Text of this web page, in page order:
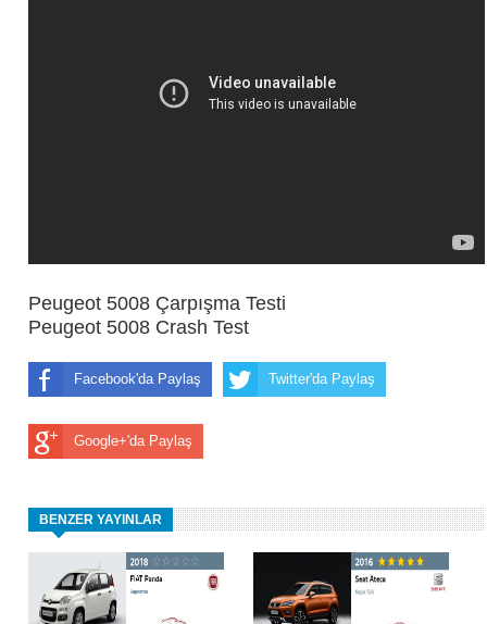
Peugeot 5008 Çarpışma Testi
Peugeot 5008 Crash Test
Facebook'da Paylaş Twitter'da Paylaş
Google+'da Paylaş
BENZER YAYINLAR